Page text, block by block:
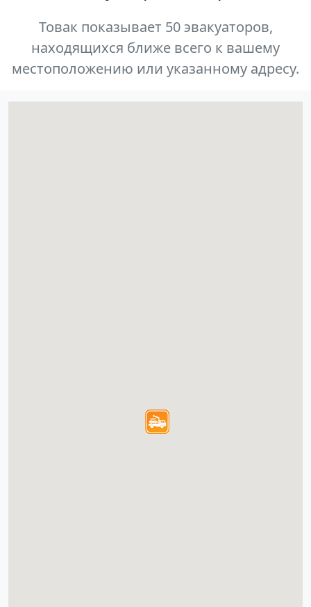
Товак показывает 50 эвакуаторов,
находящихся ближе всего к вашему
местоположению или указанному адресу.